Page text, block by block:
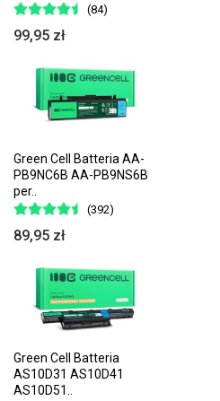
(84)
99,95 zł
Green Cell Batteria AA-
PB9NC6B AA-PB9NS6B
per..
(392)
89,95 zł
Green Cell Batteria
AS10D31 AS10D41
AS10D51..